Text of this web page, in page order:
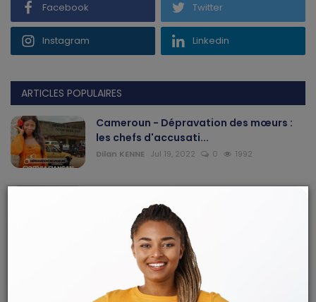
Facebook Twitter
Instagram Linkedin
ARTICLES POPULAIRES
Cameroun - Dépravation des mœurs :
les chefs d'accusati...
Dilan KENNE Jul 19, 2022 0 1992
pérennisation des acquis ...
Mary DJIEGUE Mai 24, 2024
Douala au Cameroun : un pasteur
affirme avoir été victi...
Dilan KENNE Jul 25, 2026 0